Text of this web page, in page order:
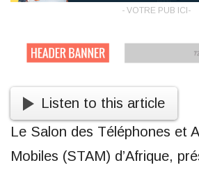
- VOTRE PUB ICI-
Listen to this article
Le Salon des Téléphones et
Mobiles (STAM) d’Afrique,